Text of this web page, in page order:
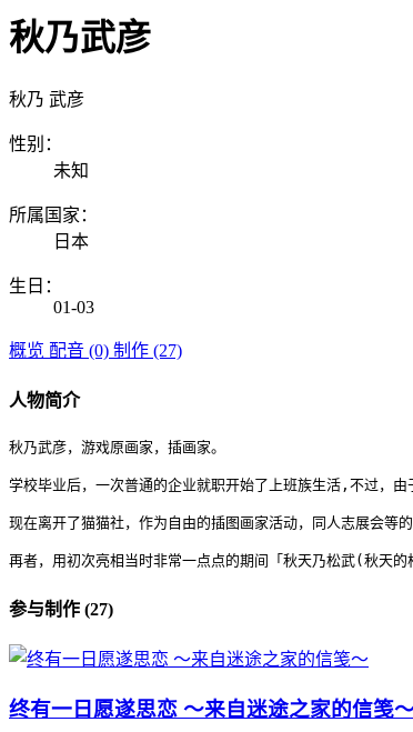
秋乃武彦
秋乃 武彦
性别：
未知
所属国家：
日本
生日：
01-03
概览 配音 (0) 制作 (27)
人物简介
秋乃武彦，游戏原画家，插画家。
学校毕业后，一次普通的企业就职开始了上班族生活,不过，
现在离开了猫猫社，作为自由的插图画家活动，同人志展会等
再者，用初次亮相当时非常一点点的期间「秋天乃松武(秋天
参与制作 (27)
终有一日愿遂思恋 ～来自迷途之家的信笺